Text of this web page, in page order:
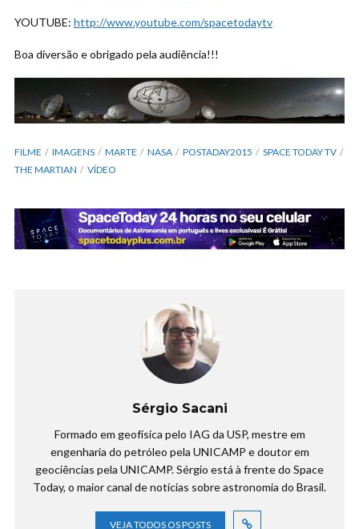
YOUTUBE: http://www.youtube.com/spacetodaytv
Boa diversão e obrigado pela audiência!!!
FILME IMAGENS MARTE NASA POSTADAY2015
SPACE TODAY TV
THE MARTIAN
VÍDEO
Sérgio Sacani
Formado em geofísica pelo IAG da USP, mestre em
engenharia do petróleo pela UNICAMP e doutor em
geociências pela UNICAMP. Sérgio está à frente do Space
Today, o maior canal de notícias sobre astronomia do Brasil.
VEJA TODOS OS POSTS